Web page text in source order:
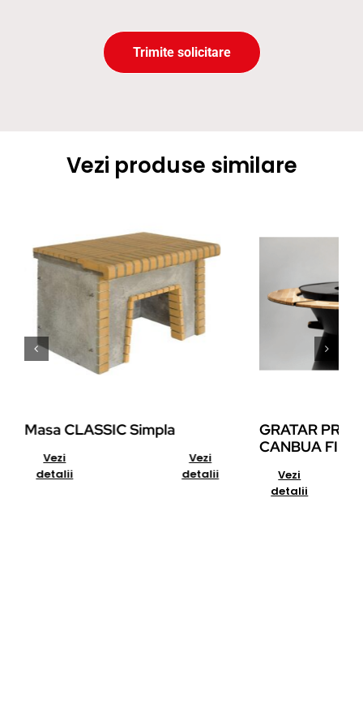
Trimite solicitare
Vezi produse similare
Masa CLASSIC Simpla
Add to cart Details
GRATAR
CANBUA FIRE
Add to cart